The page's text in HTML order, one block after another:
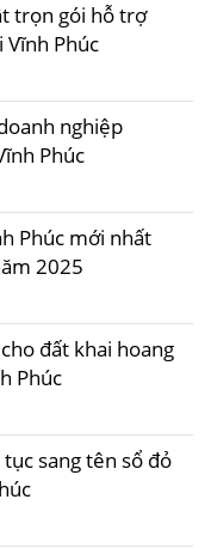
trọn gói hỗ trợ
Phúc
nghiệp
Phúc
Phúc mới nhất
2025
đất khai hoang
Phúc
sang tên sổ đỏ